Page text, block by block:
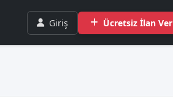
Giriş Ücretsiz İlan Ver